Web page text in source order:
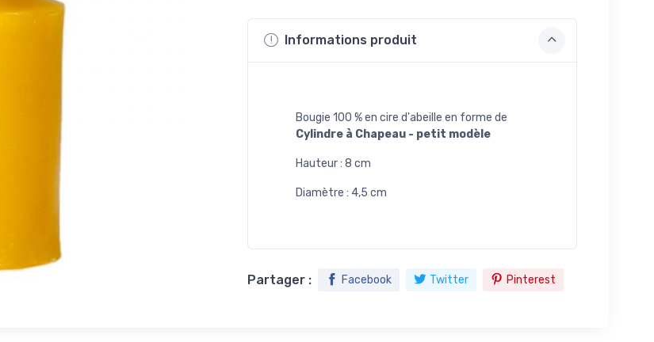
Informations produit
Bougie 100 % en cire d'abeille en forme de
Cylindre à Chapeau - petit modèle
Hauteur : 8 cm
Diamètre : 4,5 cm
Partager : Facebook Twitter Pinterest